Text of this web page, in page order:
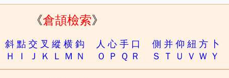
《倉頡檢索》
斜 點 交 叉 縱 横 鈎 人 心 手 口 側 并 仰 紐 方
卜
Ｈ Ｉ Ｊ Ｋ Ｌ Ｍ Ｎ Ｏ Ｐ Ｑ Ｒ Ｓ Ｔ Ｕ Ｖ Ｗ Ｙ